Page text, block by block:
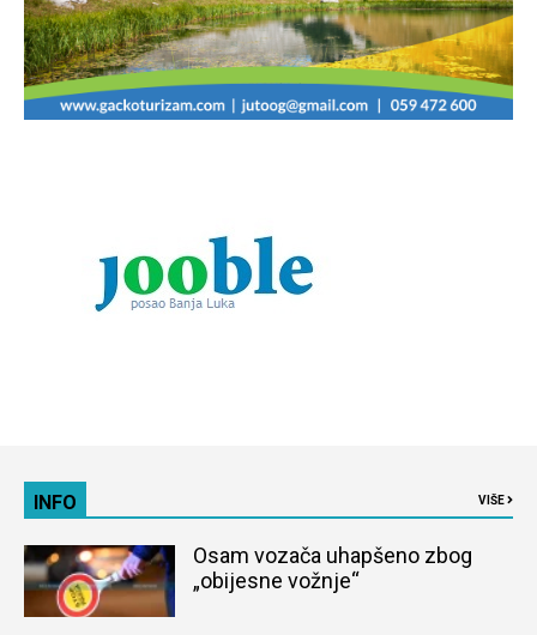
INFO VIŠE
Osam vozača uhapšeno zbog
„obijesne vožnje“